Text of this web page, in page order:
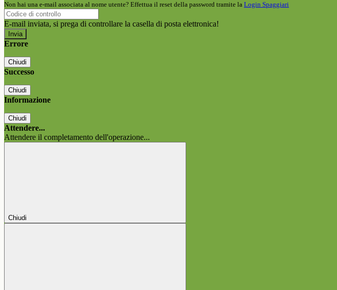
Non hai una e-mail associata al nome utente? Effettua il reset della password tramite la Login Spaggiari
E-mail inviata, si prega di controllare la casella di posta elettronica!
Errore
Chiudi
Successo
Chiudi
Informazione
Chiudi
Attendere...
Attendere il completamento dell'operazione...
Chiudi